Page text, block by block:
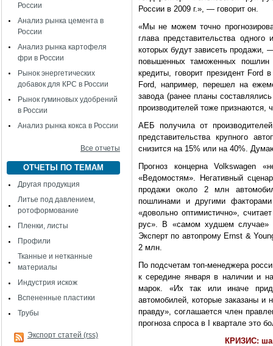
России
Анализ рынка цемента в
России
Анализ рынка картофеля
фри в России
Рынок энергетических
добавок для КРС в России
Рынок гуминовых удобрений
в России
Анализ рынка кокса в России
Все отчеты
ОТЧЕТЫ ПО ТЕМАМ
Другая продукция
Литье под давлением,
ротоформование
Пленки, листы
Профили
Тканные и нетканные
материалы
Индустрия искож
Вспененные пластики
Трубы
Экспорт статей (rss)
России в 2009 г.», — говорит он.
«Мы не можем точно
глава представительства
которых будут зависеть продажи,
повышенных таможенных
кредиты, говорит президент Ford
Ford, например, перешел на
завода (ранее планы
производителей тоже признаются,
АЕБ получила от
представительства крупного
снизится на 15% или на 40%.
Прогноз концерна Volkswagen
«Ведомостям». Негативный
продажи около 2 млн
пошлинами и другими
«довольно оптимистично»,
рус». В «самом худшем случае»
Эксперт по автопрому Ernst &
2 млн.
По подсчетам топ-менеджера
к середине января в наличии и
марок. «Их так или иначе
автомобилей, которые заказаны и
правду», соглашается член
прогноза спроса в I квартале это
КРИЗИС: